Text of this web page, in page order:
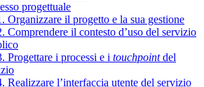
progettuale
Organizzare il progetto e la sua gestione
Comprendere il contesto d’uso del servizio
Progettare i processi e i touchpointdel
Realizzare l’interfaccia utente del servizio